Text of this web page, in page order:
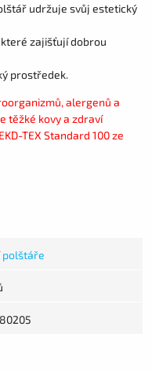
udržuje svůj estetický
zajišťují dobrou
prostředek.
alergenů a
těžké kovy a zdraví
TEX Standard 100 ze
polštáře